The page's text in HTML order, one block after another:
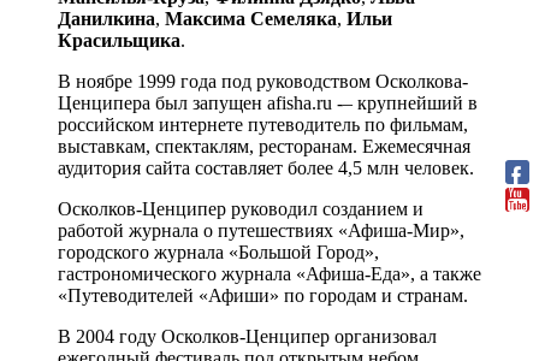
Данилкина, Максима Семеляка, Ильи
Красильщика.
В ноябре 1999 года под руководством Осколкова-
Ценципера был запущен afisha.ru -– крупнейший в
российском интернете путеводитель по фильмам,
выставкам, спектаклям, ресторанам. Ежемесячная
аудитория сайта составляет более 4,5 млн человек.
Осколков-Ценципер руководил созданием и
работой журнала о путешествиях «Афиша-Мир»,
городского журнала «Большой Город»,
гастрономического журнала «Афиша-Еда», а также
«Путеводителей «Афиши» по городам и странам.
В 2004 году Осколков-Ценципер организовал